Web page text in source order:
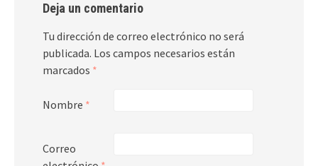
Deja un comentario
Tu dirección de correo electrónico no será
publicada. Los campos necesarios están
marcados *
Nombre *
Correo